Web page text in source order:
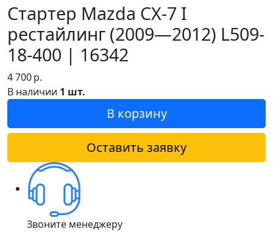
Стартер Mazda CX-7 I
рестайлинг (2009—2012) L509-
18-400 | 16342
4 700р.
В наличии 1 шт.
В корзину
Оставить заявку
Звоните менеджеру